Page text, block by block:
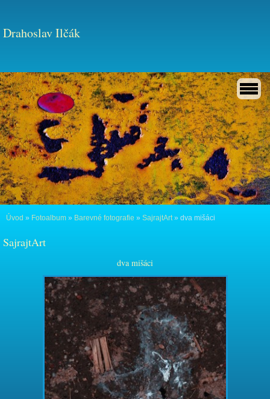
Drahoslav Ilčák
Úvod » Fotoalbum » Barevné fotografie » SajrajtArt» dva mišáci
SajrajtArt
dva mišáci